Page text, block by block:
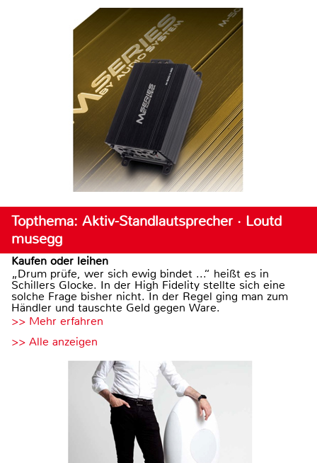
Topthema: Aktiv-Standlautsprecher · Loutd
musegg
Kaufen oder leihen
„Drum prüfe, wer sich ewig bindet ...“ heißt es in
Schillers Glocke. In der High Fidelity stellte sich eine
solche Frage bisher nicht. In der Regel ging man zum
Händler und tauschte Geld gegen Ware.
>> Mehr erfahren
>> Alle anzeigen